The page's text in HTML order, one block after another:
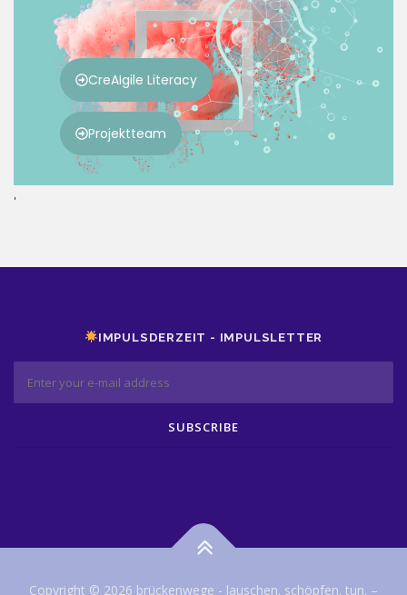
'
IMPULSDERZEIT - IMPULSLETTER
Copyright © 2026 brückenwege - lauschen. schöpfen. tun. –